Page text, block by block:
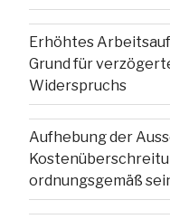
Erhöhtes
Grund für
Widerspruchs
Aufhebung der
ordnungsgemäß